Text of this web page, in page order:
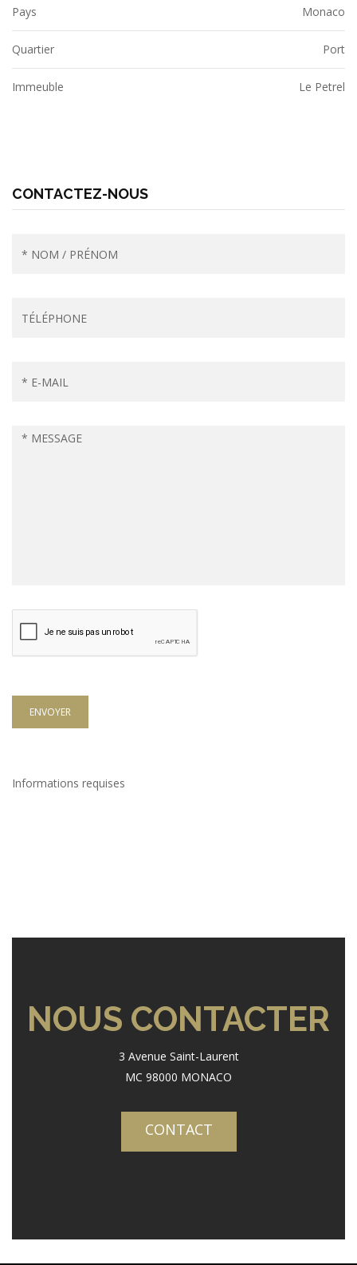
Pays Monaco
Quartier Port
Immeuble Le Petrel
CONTACTEZ-NOUS
ENVOYER
Informations requises
NOUS CONTACTER
3 Avenue Saint-Laurent
MC 98000 MONACO
CONTACT